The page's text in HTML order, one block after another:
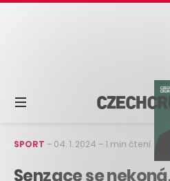
SPORT – 04. 1. 2024 –1 min čtení
Senzace se